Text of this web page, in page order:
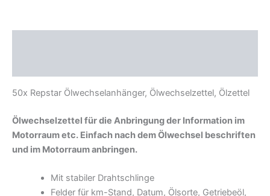
50x Repstar Ölwechselanhänger, Ölwechselzettel, Ölzettel
Ölwechselzettel für die Anbringung der Information im
Motorraum etc. Einfach nach dem Ölwechsel beschriften
und im Motorraum anbringen.
Mit stabiler Drahtschlinge
Felder für km-Stand, Datum, Ölsorte, Getriebeöl,